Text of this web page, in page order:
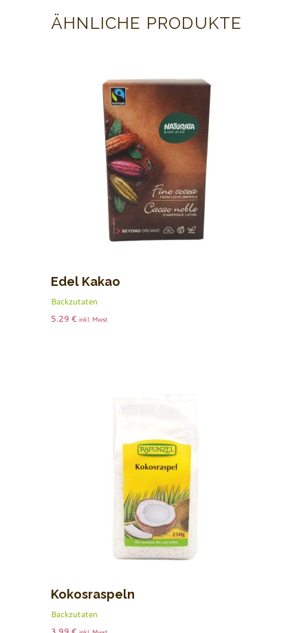
ÄHNLICHE PRODUKTE
Edel Kakao
Backzutaten
5.29 € inkl. Mwst
Kokosraspeln
Backzutaten